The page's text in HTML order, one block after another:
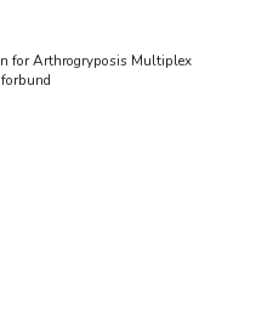
for Arthrogryposis Multiplex